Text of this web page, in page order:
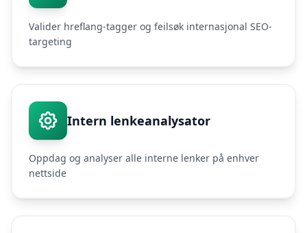
Valider hreflang-tagger og feilsøk internasjonal SEO-
targeting
Intern lenkeanalysator
Oppdag og analyser alle interne lenker på enhver
nettside